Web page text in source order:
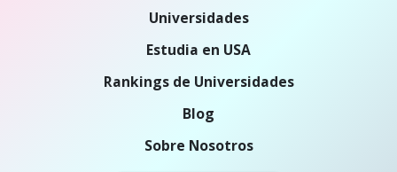
Universidades
Estudia en USA
Rankings de Universidades
Blog
Sobre Nosotros